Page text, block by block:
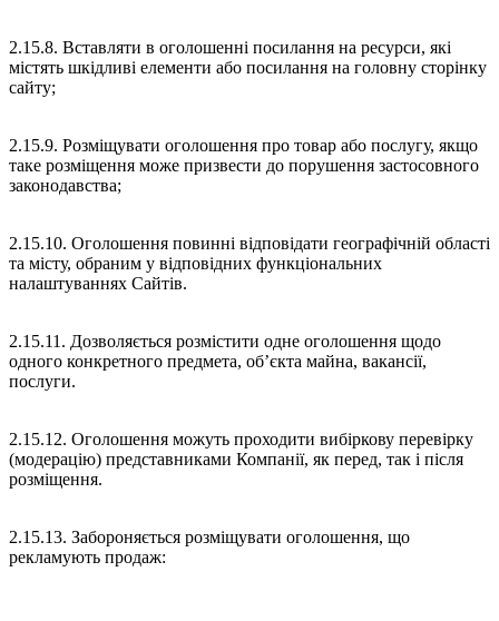
2.15.8. Вставляти в оголошенні посилання на ресурси, які
містять шкідливі елементи або посилання на головну сторінку
сайту;
2.15.9. Розміщувати оголошення про товар або послугу, якщо
таке розміщення може призвести до порушення застосовного
законодавства;
2.15.10. Оголошення повинні відповідати географічній області
та місту, обраним у відповідних функціональних
налаштуваннях Сайтів.
2.15.11. Дозволяється розмістити одне оголошення щодо
одного конкретного предмета, об’єкта майна, вакансії,
послуги.
2.15.12. Оголошення можуть проходити вибіркову перевірку
(модерацію) представниками Компанії, як перед, так і після
розміщення.
2.15.13. Забороняється розміщувати оголошення, що
рекламують продаж: